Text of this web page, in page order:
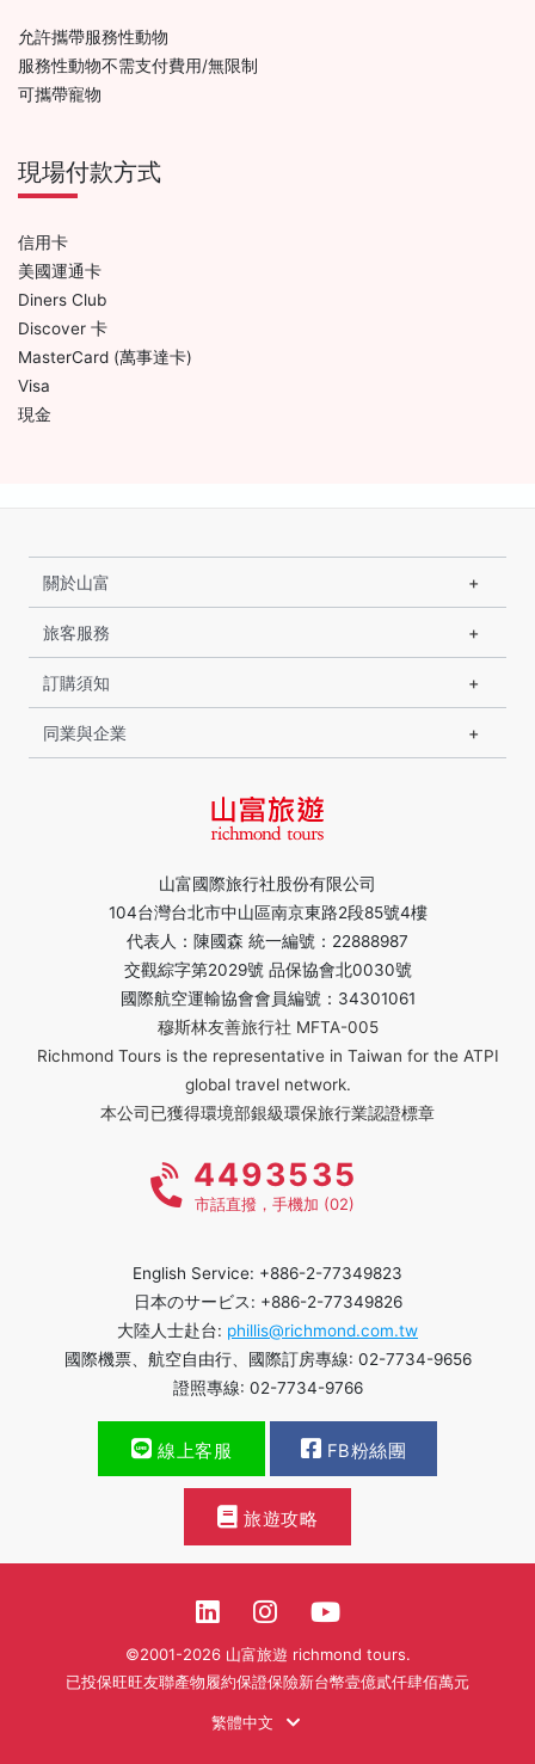
允許攜帶服務性動物
服務性動物不需支付費用/無限制
可攜帶寵物
現場付款方式
信用卡
美國運通卡
Diners Club
Discover 卡
MasterCard (萬事達卡)
Visa
現金
山富國際旅行社股份有限公司
104台灣台北市中山區南京東路2段85號4樓
代表人：陳國森 統一編號：22888987
交觀綜字第2029號 品保協會北0030號
國際航空運輸協會會員編號：34301061
穆斯林友善旅行社 MFTA-005
Richmond Tours is the representative in Taiwan for the ATPI
global travel network.
本公司已獲得環境部銀級環保旅行業認證標章
關於山富
旅客服務
訂購須知
同業與企業
4493535
市話直撥，手機加 (02)
English Service: +886-2-77349823
日本のサービス: +886-2-77349826
大陸人士赴台: phillis@richmond.com.tw
國際機票、航空自由行、國際訂房專線: 02-7734-9656
證照專線: 02-7734-9766
線上客服 FB粉絲團
旅遊攻略
©2001-2026 山富旅遊 richmond tours.
已投保旺旺友聯產物履約保證保險新台幣壹億貳仟肆佰萬元
繁體中文